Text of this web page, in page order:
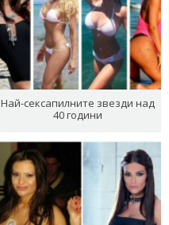
Най-сексапилните звезди над
40 години